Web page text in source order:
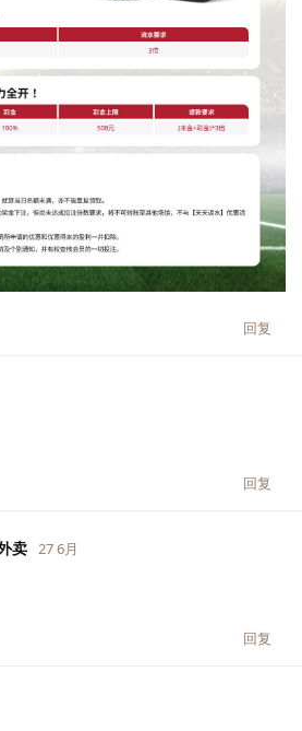
回复
回复
卖 27 6月
回复